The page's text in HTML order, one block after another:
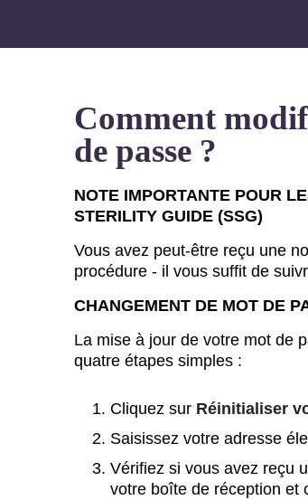
Comment
de passe ?
NOTE IMPORTANTE POUR
STERILITY GUIDE (SSG)
Vous avez peut-être reçu une
procédure - il vous suffit de
CHANGEMENT DE MOT DE
La mise à jour de votre mot de
quatre étapes simples :
Cliquez sur Réinitialiser
Saisissez votre adresse
Vérifiez si vous avez reçu
votre boîte de réception et